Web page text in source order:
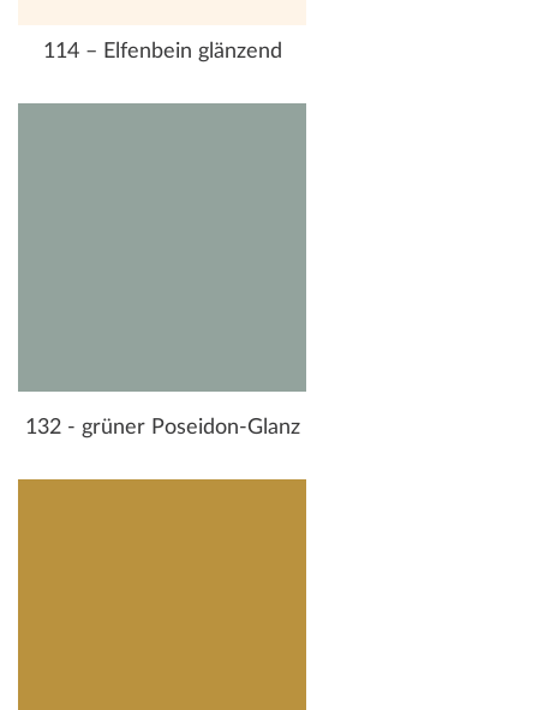
114 – Elfenbein glänzend
132 - grüner Poseidon-Glanz